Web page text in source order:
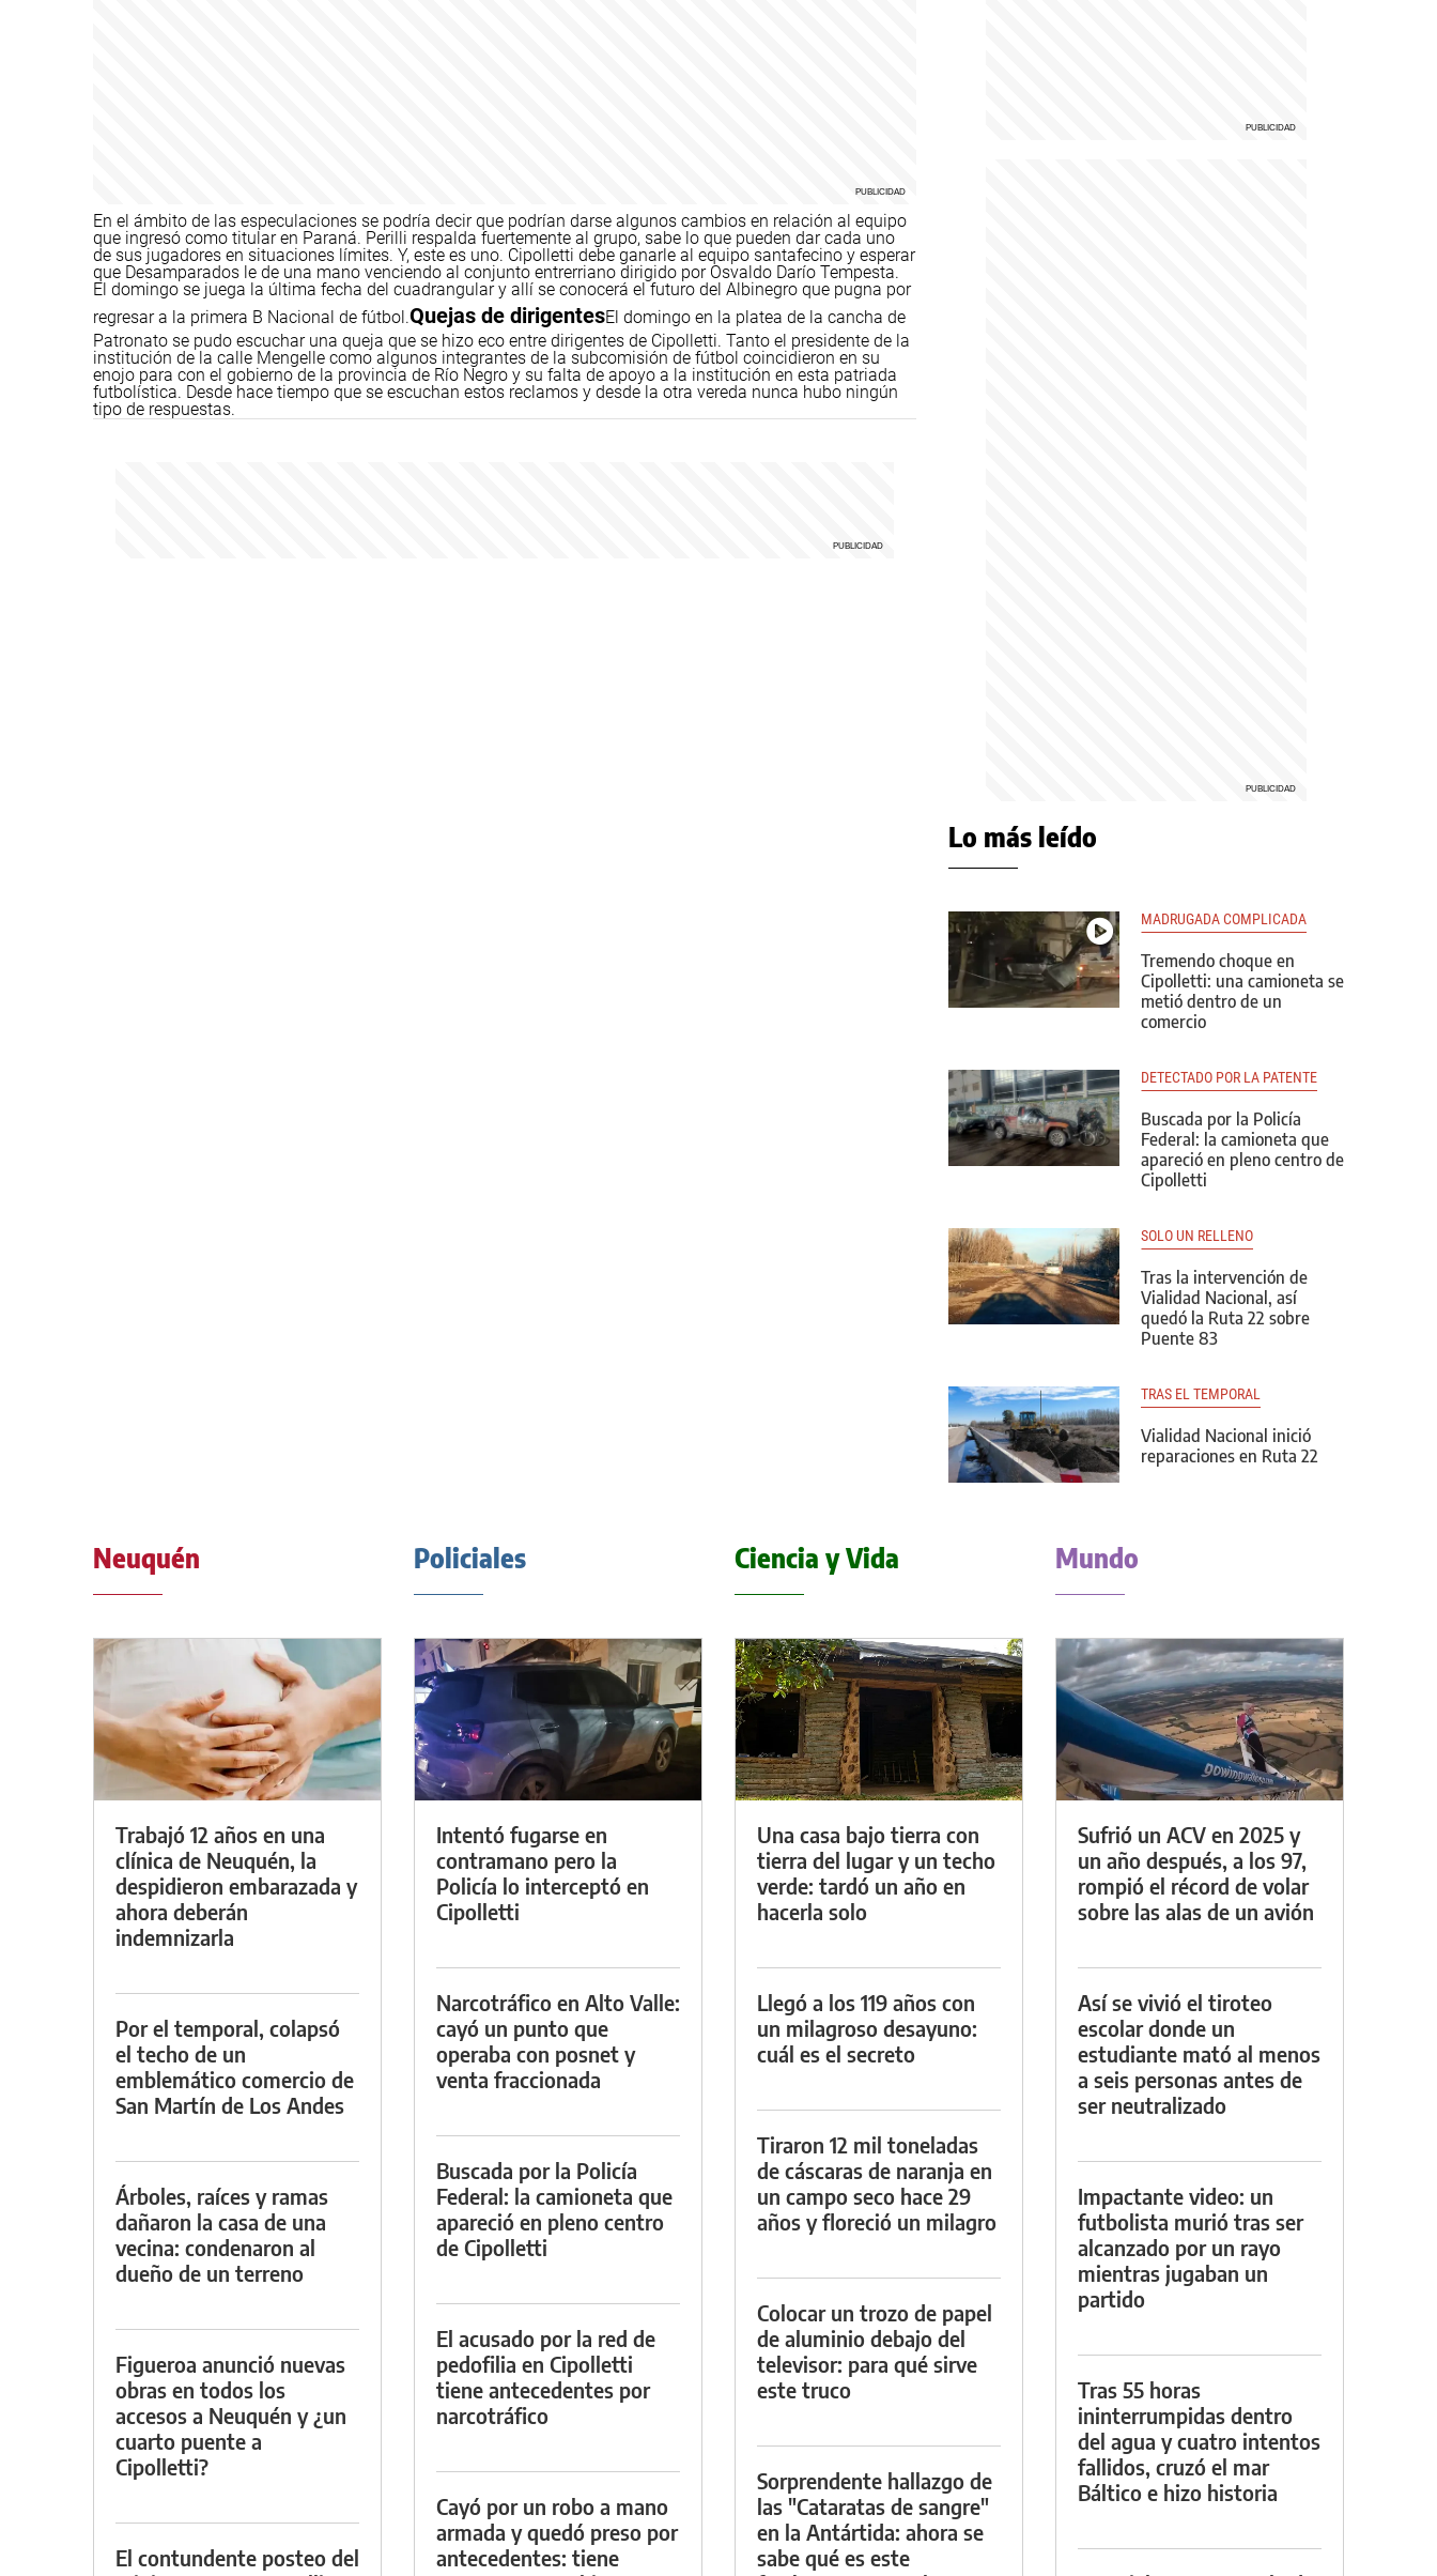
En el ámbito de las especulaciones se podría decir que podrían darse algunos cambios en relación al equipo
que ingresó como titular en Paraná. Perilli respalda fuertemente al grupo, sabe lo que pueden dar cada uno
de sus jugadores en situaciones límites. Y, este es uno. Cipolletti debe ganarle al equipo santafecino y esperar
que Desamparados le de una mano venciendo al conjunto entrerriano dirigido por Osvaldo Darío Tempesta.
El domingo se juega la última fecha del cuadrangular y allí se conocerá el futuro del Albinegro que pugna por
regresar a la primera B Nacional de fútbol.Quejas de dirigentesEl domingo en la platea de la cancha de
Patronato se pudo escuchar una queja que se hizo eco entre dirigentes de Cipolletti. Tanto el presidente de la
institución de la calle Mengelle como algunos integrantes de la subcomisión de fútbol coincidieron en su
enojo para con el gobierno de la provincia de Río Negro y su falta de apoyo a la institución en esta patriada
futbolística. Desde hace tiempo que se escuchan estos reclamos y desde la otra vereda nunca hubo ningún
tipo de respuestas.
Lo más leído
MADRUGADA COMPLICADA
Tremendo choque en
Cipolletti: una camioneta se
metió dentro de un
comercio
DETECTADO POR LA PATENTE
Buscada por la Policía
Federal: la camioneta que
apareció en pleno centro de
Cipolletti
SOLO UN RELLENO
Tras la intervención de
Vialidad Nacional, así
quedó la Ruta 22 sobre
Puente 83
TRAS EL TEMPORAL
Vialidad Nacional inició
reparaciones en Ruta 22
Neuquén
Trabajó 12 años en una
clínica de Neuquén, la
despidieron embarazada y
ahora deberán
indemnizarla
Por el temporal, colapsó
el techo de un
emblemático comercio de
San Martín de Los Andes
Árboles, raíces y ramas
dañaron la casa de una
vecina: condenaron al
dueño de un terreno
Figueroa anunció nuevas
obras en todos los
accesos a Neuquén y ¿un
cuarto puente a
Cipolletti?
El contundente posteo del
Policiales
Intentó fugarse en
contramano pero la
Policía lo interceptó en
Cipolletti
Narcotráfico en Alto Valle:
cayó un punto que
operaba con posnet y
venta fraccionada
Buscada por la Policía
Federal: la camioneta que
apareció en pleno centro
de Cipolletti
El acusado por la red de
pedofilia en Cipolletti
tiene antecedentes por
narcotráfico
Cayó por un robo a mano
armada y quedó preso por
antecedentes: tiene
Ciencia y Vida
Una casa bajo tierra con
tierra del lugar y un techo
verde: tardó un año en
hacerla solo
Llegó a los 119 años con
un milagroso desayuno:
cuál es el secreto
Tiraron 12 mil toneladas
de cáscaras de naranja en
un campo seco hace 29
años y floreció un milagro
Colocar un trozo de papel
de aluminio debajo del
televisor: para qué sirve
este truco
Sorprendente hallazgo de
las "Cataratas de sangre"
en la Antártida: ahora se
sabe qué es este
Mundo
Sufrió un ACV en 2025 y
un año después, a los 97,
rompió el récord de volar
sobre las alas de un avión
Así se vivió el tiroteo
escolar donde un
estudiante mató al menos
a seis personas antes de
ser neutralizado
Impactante video: un
futbolista murió tras ser
alcanzado por un rayo
mientras jugaban un
partido
Tras 55 horas
ininterrumpidas dentro
del agua y cuatro intentos
fallidos, cruzó el mar
Báltico e hizo historia